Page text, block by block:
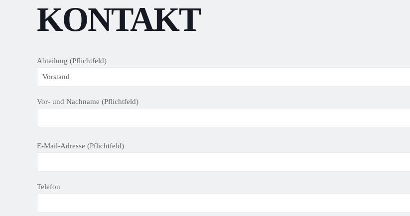
KONTAKT
Abteilung (Pflichtfeld)
Vor- und Nachname (Pflichtfeld)
i
e
E-Mail-Adresse (Pflichtfeld)
Telefon